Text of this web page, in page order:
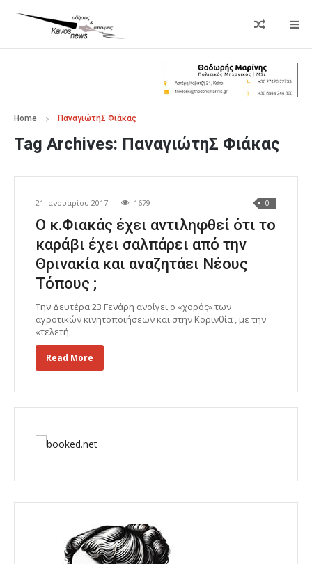
Home ΠαναγιώτηΣ Φιάκας
Tag Archives: ΠαναγιώτηΣ Φιάκας
21 Ιανουαρίου 2017 1679 0
Ο κ.Φιακάς έχει αντιληφθεί ότι το
καράβι έχει σαλπάρει από την
Θρινακία και αναζητάει Νέους
Τόπους ;
Την Δευτέρα 23 Γενάρη ανοίγει ο «χορός» των
αγροτικών κινητοποιήσεων και στην Κορινθία , με την
«τελετή.
Read More